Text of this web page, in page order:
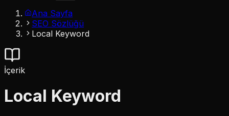
Ana Sayfa
SEO Sözlüğü
Local Keyword
İçerik
Local Keyword